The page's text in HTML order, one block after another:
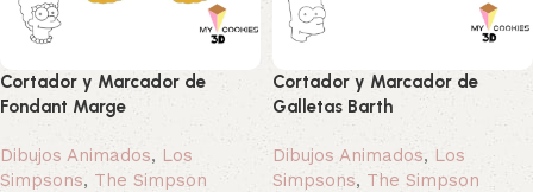
Cortador y Marcador de
Fondant Marge
Dibujos Animados, Los
Simpsons, The Simpson
Cortador y Marcador de
Galletas Barth
Dibujos Animados, Los
Simpsons, The Simpson